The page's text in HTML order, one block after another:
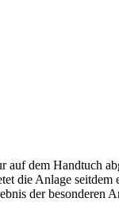
auf dem Handtuch
die Anlage
der besonderen